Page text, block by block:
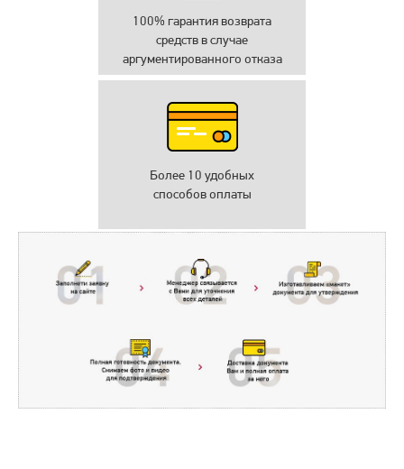
100% гарантия возврата
средств в случае
аргументированного отказа
Более 10 удобных
способов оплаты